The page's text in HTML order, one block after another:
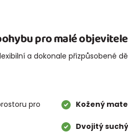
pro malé objevitele
a dokonale přizpůsobené
pro
Kožený
Dvojitý